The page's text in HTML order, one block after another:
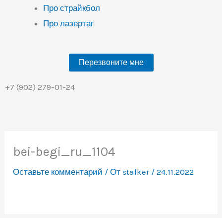
Про страйкбол
Про лазертаг
Перезвоните мне
+7 (902) 279-01-24
bei-begi_ru_1104
Оставьте комментарий / Отstalker /24.11.2022